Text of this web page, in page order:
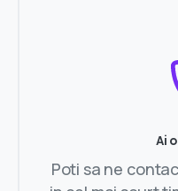
Ai
Poti sa ne